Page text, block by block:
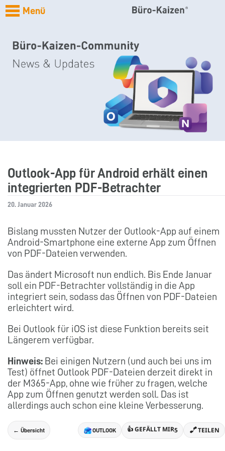
Menü
Outlook-App für Android erhält einen
integrierten PDF-Betrachter
20. Januar 2026
Bislang mussten Nutzer der Outlook-App auf einem
Android-Smartphone eine externe App zum Öffnen
von PDF-Dateien verwenden.
Das ändert Microsoft nun endlich. Bis Ende Januar
soll ein PDF-Betrachter vollständig in die App
integriert sein, sodass das Öffnen von PDF-Dateien
erleichtert wird.
Bei Outlook für iOS ist diese Funktion bereits seit
Längerem verfügbar.
Hinweis: Bei einigen Nutzern (und auch bei uns im
Test) öffnet Outlook PDF-Dateien derzeit direkt in
der M365-App, ohne wie früher zu fragen, welche
App zum Öffnen genutzt werden soll. Das ist
allerdings auch schon eine kleine Verbesserung.
← Übersicht OUTLOOK 👍 GEFÄLLT MIR5 TEILEN